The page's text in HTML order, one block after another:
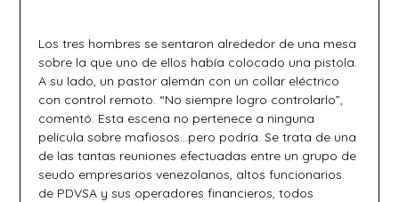
Los tres hombres se sentaron alrededor de una mesa
sobre la que uno de ellos había colocado una pistola.
A su lado, un pastor alemán con un collar eléctrico
con control remoto. “No siempre logro controlarlo”,
comentó. Esta escena no pertenece a ninguna
película sobre mafiosos…pero podría. Se trata de una
de las tantas reuniones efectuadas entre un grupo de
seudo empresarios venezolanos, altos funcionarios
de PDVSA y sus operadores financieros, todos